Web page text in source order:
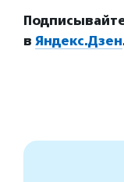
в Яндекс.Дзен